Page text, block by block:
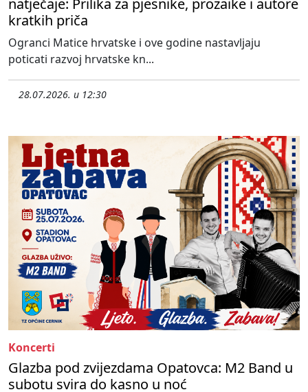
natječaje: Prilika za pjesnike, prozaike i autore
kratkih priča
Ogranci Matice hrvatske i ove godine nastavljaju
poticati razvoj hrvatske kn...
28.07.2026. u 12:30
Koncerti
Glazba pod zvijezdama Opatovca: M2 Band u
subotu svira do kasno u noć